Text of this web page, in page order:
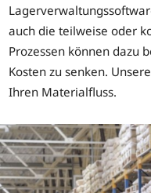
auch die teilweise oder
Prozessen können dazu
Kosten zu senken.
Ihren Materialfluss.